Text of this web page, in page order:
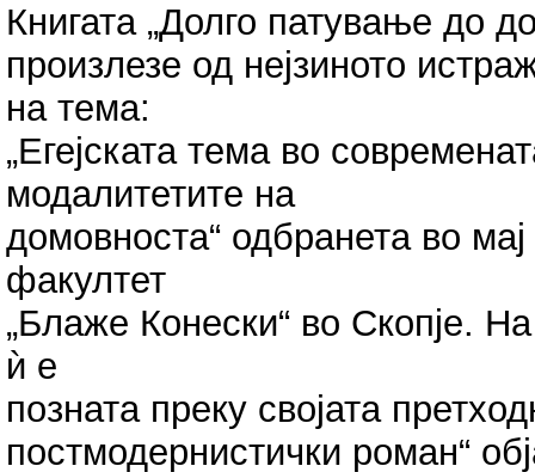
Книгата „Долго патување до
произлезе од нејзиното
на тема:
„Егејската тема во
модалитетите на
домовноста“ одбранета во
факултет
„Блаже Конески“ во Скопје.
ѝ е
позната преку својата
постмодернистички роман“